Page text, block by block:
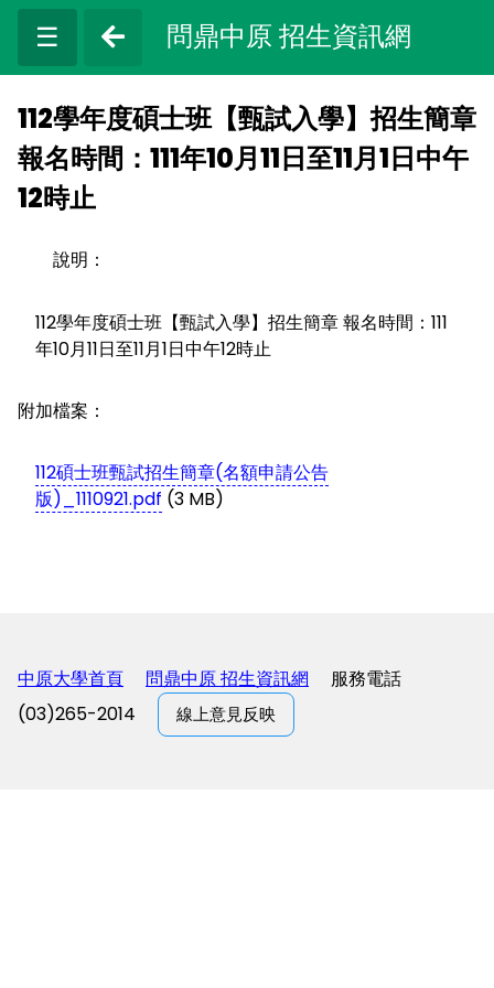
☰ 問鼎中原 招生資訊網
112學年度碩士班【甄試入學】招生簡章
報名時間：111年10月11日至11月1日中午
12時止
說明：
112學年度碩士班【甄試入學】招生簡章 報名時間：111
年10月11日至11月1日中午12時止
附加檔案：
112碩士班甄試招生簡章(名額申請公告
版)_1110921.pdf (3 MB)
中原大學首頁 問鼎中原 招生資訊網
服務電話
(03)265-2014
線上意見反映